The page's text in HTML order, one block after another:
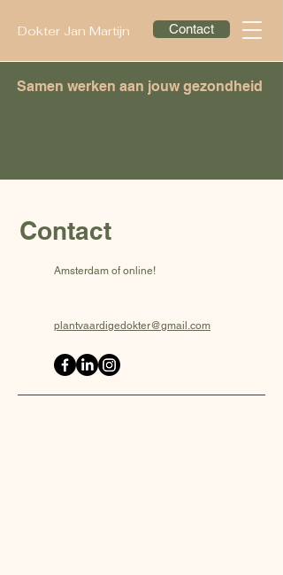
Dokter Jan Martijn Contact
Samen werken aan jouw gezondheid
Contact
Amsterdam of online!
plantvaardigedokter@gmail.com